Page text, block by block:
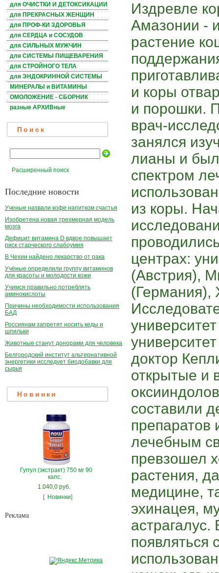
для ОЧИСТКИ И ДЕТОКСИКАЦИИ
для ПРЕКРАСНЫХ ЖЕНЩИН
для ПРОФ-КИ ЗДОРОВЬЯ
для СЕРДЦА и СОСУДОВ
для СИЛЬНЫХ МУЖЧИН
для СИСТЕМЫ ПИЩЕВАРЕНИЯ
для СТРОЙНОГО ТЕЛА
для ЭНДОКРИННОЙ СИСТЕМЫ
МИНЕРАЛЫ и ВИТАМИНЫ
ОМОЛОЖЕНИЕ - СБОРНИК
разные АРХИВные
Поиск
Расширенный поиск
Последние новости
Ученые назвали кофе напитком счастья
Изобретена новая трехмерная модель
мозга
Дефицит витамина D вдвое повышает
риск старческого слабоумия
В Чехии найдено лекарство от рака
Учёные определили группу витаминов
для красоты и молодости кожи
Учимся правильно потреблять
аминокислоты
Причины необходимости использования
БАД
Россиянам запретят носить кеды и
шпильки
Животные станут донорами для человека
Белгородский институт альтернативной
энергетики исследует биодобавки для
сырья
Новинки
Гуггул (экстракт) 750 мг 90
капс.
1.040,0 руб.
[ Новинки]
Рекламa
Издревле
Амазонии -
растение
и коры
и порошки.
врач-
занялся
лианы и
спектром
из коры.
центрах:
(Австрия),
(Германия),
доктор
открытые и
составили
препаратов
лечебным
превзошел
растения,
медицине,
эхинацея,
астрагалус.
появляться